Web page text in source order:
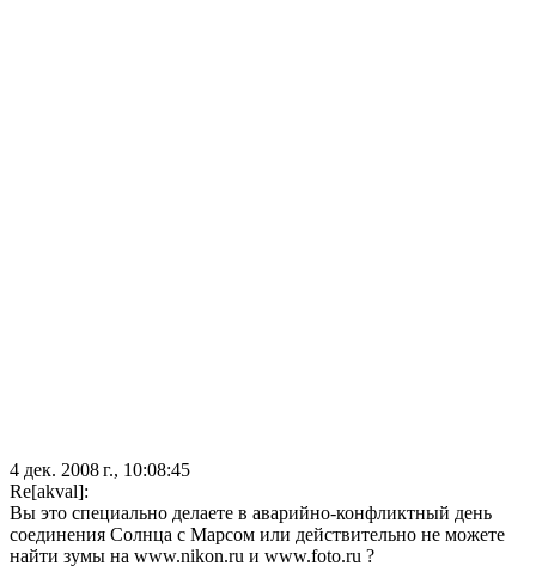
4 дек. 2008 г., 10:08:45
Re[akval]:
Вы это специально делаете в аварийно-конфликтный день
соединения Солнца с Марсом или действительно не можете
найти зумы на www.nikon.ru и www.foto.ru ?